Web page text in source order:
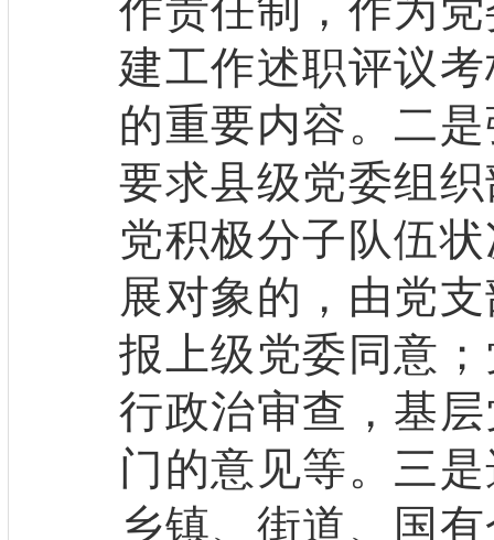
作责任制，作为
建工作述职评议
的重要内容。二
要求县级党委组
党积极分子队伍
展对象的，由党
报上级党委同意
行政治审查，基
门的意见等。三
乡镇、街道、国